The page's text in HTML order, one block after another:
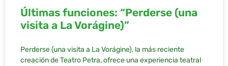
Últimas funciones: “Perderse (una
visita a La Vorágine)”
Perderse (una visita a La Vorágine), la más reciente
creación de Teatro Petra, ofrece una experiencia teatral